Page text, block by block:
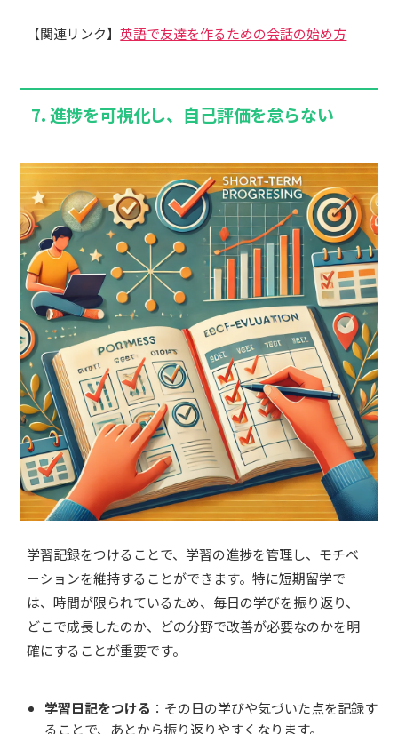
【関連リンク】英語で友達を作るための会話の始め方
7.進捗を可視化し、自己評価を怠らない
学習記録をつけることで、学習の進捗を管理し、モチベ
ーションを維持することができます。特に短期留学で
は、時間が限られているため、毎日の学びを振り返り、
どこで成長したのか、どの分野で改善が必要なのかを明
確にすることが重要です。
学習日記をつける ：その日の学びや気づいた点を記録す
ることで、あとから振り返りやすくなります。